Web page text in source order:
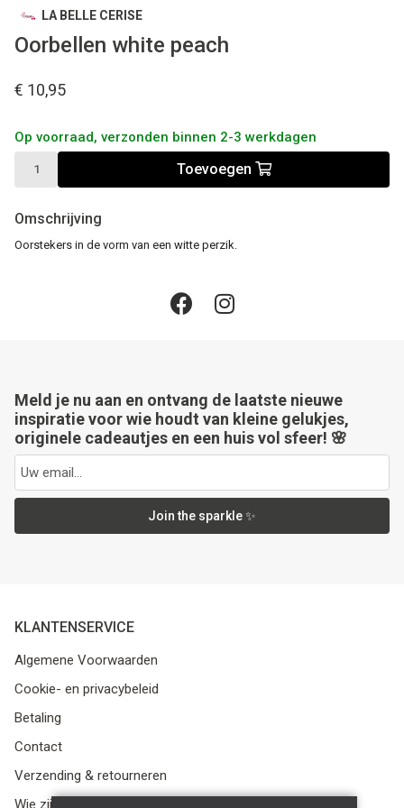
LA BELLE CERISE
Oorbellen white peach
€ 10,95
Op voorraad, verzonden binnen 2-3 werkdagen
Toevoegen
Omschrijving
Oorstekers in de vorm van een witte perzik.
Meld je nu aan en ontvang de laatste nieuwe
inspiratie voor wie houdt van kleine gelukjes,
originele cadeautjes en een huis vol sfeer! 🌸
Join the sparkle ✨
KLANTENSERVICE
Algemene Voorwaarden
Cookie- en privacybeleid
Betaling
Contact
Verzending & retourneren
Wie zijn we?